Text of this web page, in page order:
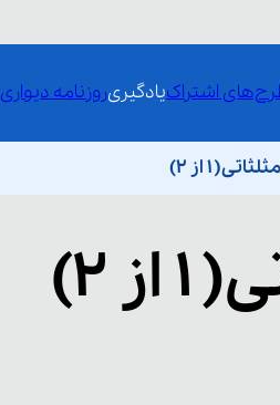
اشتراکیادگیریروزنامه دیواری
1 از 2)
2)